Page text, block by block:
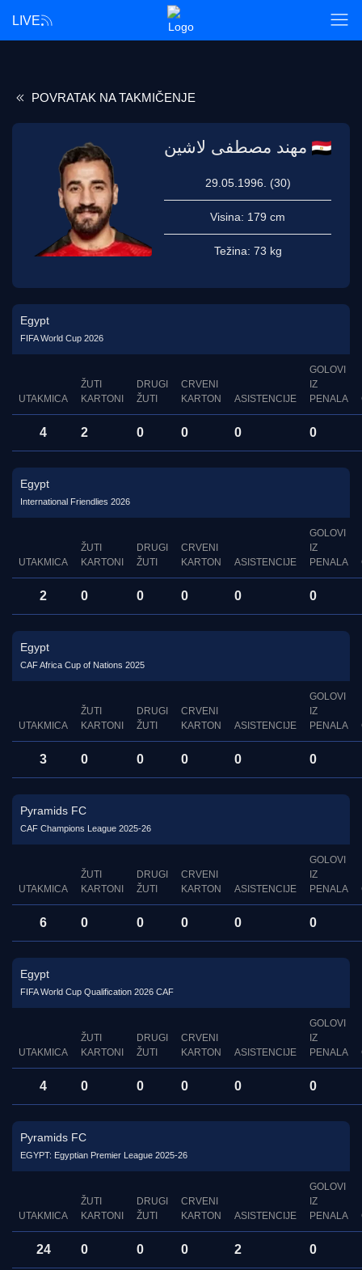
LIVE
POVRATAK NA TAKMIČENJE
مهند مصطفى لاشين
29.05.1996. (30)
Visina: 179 cm
Težina: 73 kg
Egypt
FIFA World Cup 2026
UTAKMICA
ŽUTI
KARTONI
DRUGI
ŽUTI
CRVENI
KARTON
ASISTENCIJE
GOLOVI
IZ
PENALA
4 2 0 0 0 0
Egypt
International Friendlies 2026
UTAKMICA
ŽUTI
KARTONI
DRUGI
ŽUTI
CRVENI
KARTON
ASISTENCIJE
GOLOVI
IZ
PENALA
2 0 0 0 0 0
Egypt
CAF Africa Cup of Nations 2025
UTAKMICA
ŽUTI
KARTONI
DRUGI
ŽUTI
CRVENI
KARTON
ASISTENCIJE
GOLOVI
IZ
PENALA
3 0 0 0 0 0
Pyramids FC
CAF Champions League 2025-26
UTAKMICA
ŽUTI
KARTONI
DRUGI
ŽUTI
CRVENI
KARTON
ASISTENCIJE
GOLOVI
IZ
PENALA
6 0 0 0 0 0
Egypt
FIFA World Cup Qualification 2026 CAF
UTAKMICA
ŽUTI
KARTONI
DRUGI
ŽUTI
CRVENI
KARTON
ASISTENCIJE
GOLOVI
IZ
PENALA
4 0 0 0 0 0
Pyramids FC
EGYPT: Egyptian Premier League 2025-26
UTAKMICA
ŽUTI
KARTONI
DRUGI
ŽUTI
CRVENI
KARTON
ASISTENCIJE
GOLOVI
IZ
PENALA
24 0 0 0 2 0